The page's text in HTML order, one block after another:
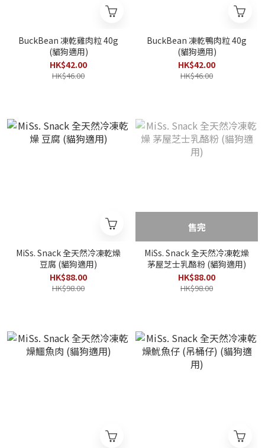
BuckBean 凍乾雞肉粒 40g
(貓狗適用)
HK$42.00
HK$46.00
BuckBean 凍乾鴨肉粒 40g
(貓狗適用)
HK$42.00
HK$46.00
MiSs. Snack 全天然冷凍乾燥
豆腐 (貓狗適用)
HK$88.00
HK$98.00
售完
MiSs. Snack 全天然冷凍乾燥
茅屋芝士乳酪粉 (貓狗適用)
HK$88.00
HK$98.00